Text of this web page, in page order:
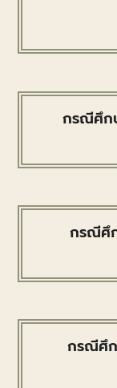
กรณีศึก
กรณีศึ
กรณีศึก